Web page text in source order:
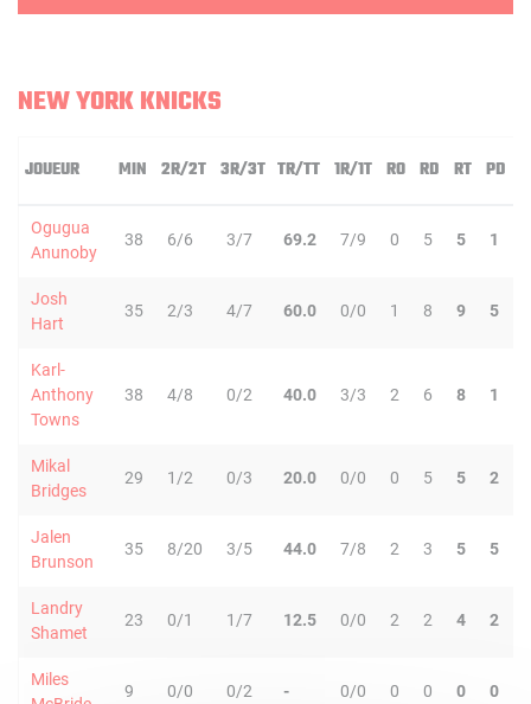
NEW YORK KNICKS
JOUEUR MIN 2R/2T 3R/3T TR/TT 1R/1T RO RD RT PD
Ogugua
Anunoby
38 6/6 3/7 69.2 7/9 0 5 5 1
Josh
Hart
35 2/3 4/7 60.0 0/0 1 8 9 5
Karl-
Anthony
Towns
38 4/8 0/2 40.0 3/3 2 6 8 1
Mikal
Bridges
29 1/2 0/3 20.0 0/0 0 5 5 2
Jalen
Brunson
35 8/20 3/5 44.0 7/8 2 3 5 5
Landry
Shamet
23 0/1 1/7 12.5 0/0 2 2 4 2
Miles
9 0/0 0/2 - 0/0 0 0 0 0